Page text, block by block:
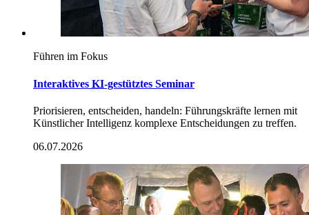
Führen im Fokus
Interaktives KI-gestütztes Seminar
Priorisieren, entscheiden, handeln: Führungskräfte lernen mit
Künstlicher Intelligenz komplexe Entscheidungen zu treffen.
06.07.2026